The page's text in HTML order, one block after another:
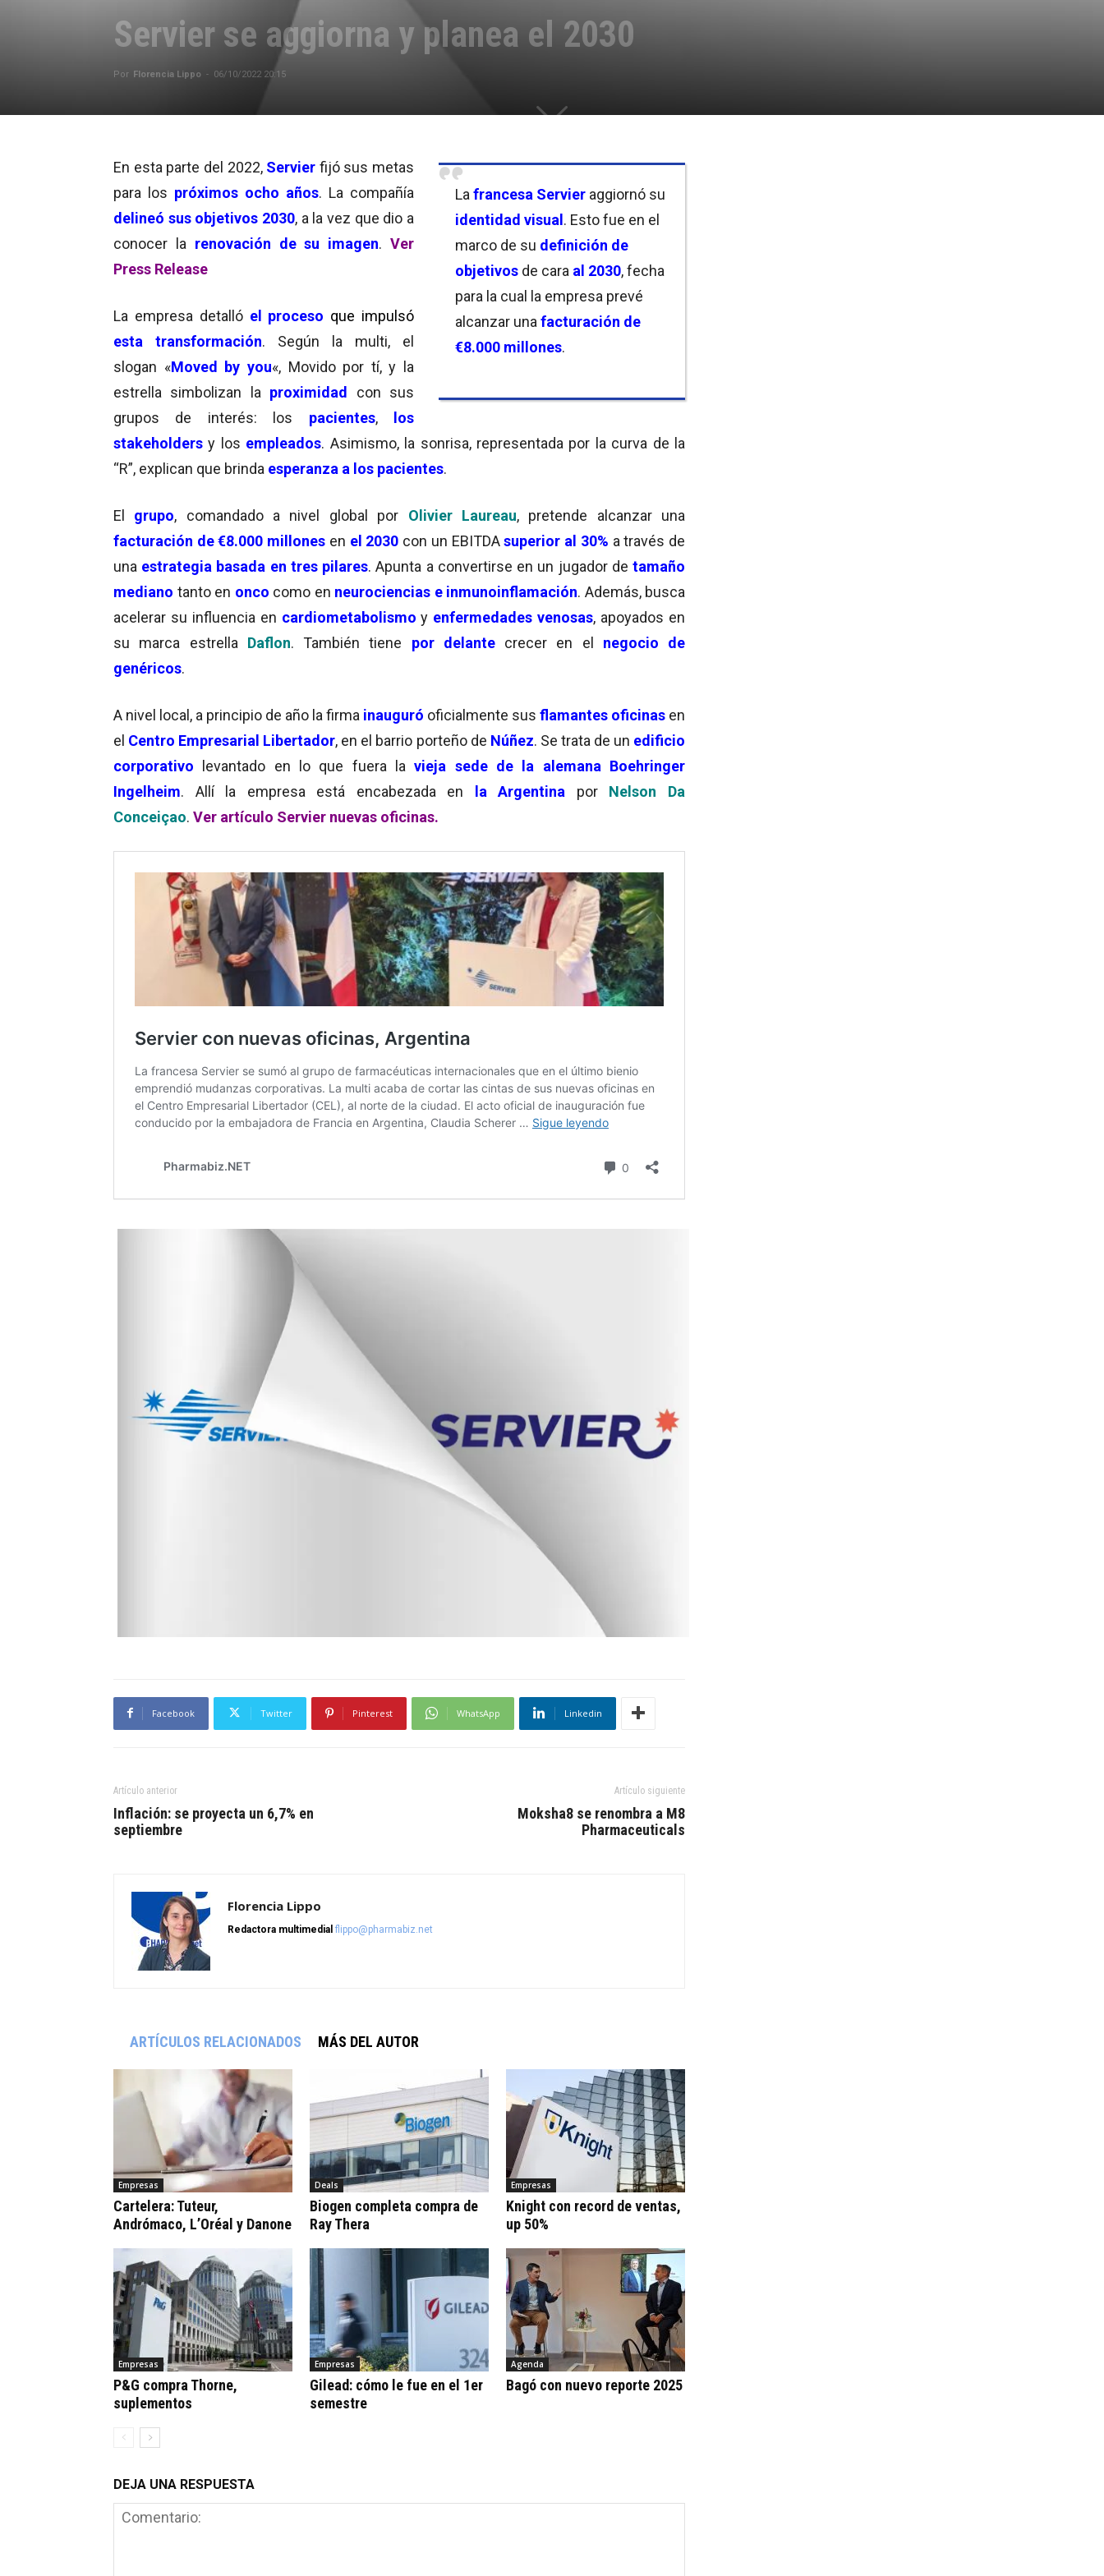
Servier se aggiorna y planea el 2030
Por Florencia Lippo - 06/10/2022 20:15
La francesa Servier aggiornó su
identidad visual. Esto fue en el
marco de su definición de
objetivos de cara al 2030, fecha
para la cual la empresa prevé
alcanzar una facturación de
€8.000 millones.
En esta parte del 2022, Servier fijó sus metas
para los próximos ocho años. La compañía
delineó sus objetivos 2030, a la vez que dio a
conocer la renovación de su imagen.Ver
Press Release
La empresa detalló el proceso que impulsó
esta transformación. Según la multi, el
slogan «Moved by you«, Movido por tí, y la
estrella simbolizan la proximidad
con sus
grupos de interés: los pacientes, los
stakeholdersy los empleados. Asimismo, la sonrisa, representada por la curva de la
“R”, explican que brinda esperanza a los pacientes.
El grupo, comandado a nivel global por Olivier Laureau, pretende alcanzar una
facturación de €8.000 millones en el 2030 con un EBITDAsuperior al 30% a través de
una estrategia basada en tres pilares. Apunta a convertirse en un jugador detamaño
mediano tanto en onco como en neurociencias e inmunoinflamación. Además, busca
acelerar su influencia en cardiometabolismo y enfermedades venosas, apoyados en
su marca estrella Daflon. También tiene por delantecrecer en el negocio de
genéricos.
A nivel local, a principio de año la firma inauguró oficialmente sus flamantes oficinas en
el Centro Empresarial Libertador, en el barrio porteño de Núñez. Se trata de un edificio
corporativo levantado en lo que fuera lavieja sede de la alemana Boehringer
Ingelheim. Allí la empresa está encabezada en la Argentina por Nelson Da
Conceiçao. Ver artículo Servier nuevas oficinas.
Facebook Twitter Pinterest WhatsApp Linkedin
Artículo anterior
Inflación: se proyecta un 6,7% en
septiembre
Artículo siguiente
Moksha8 se renombra a M8
Pharmaceuticals
Florencia Lippo
Redactora multimedial flippo@pharmabiz.net
ARTÍCULOS RELACIONADOS MÁS DEL AUTOR
Empresas
Cartelera: Tuteur,
Andrómaco, L’Oréal y Danone
Deals
Biogen completa compra de
Ray Thera
Empresas
Knight con record de ventas,
up 50%
Empresas
P&G compra Thorne,
suplementos
Empresas
Gilead: cómo le fue en el 1er
semestre
Agenda
Bagó con nuevo reporte 2025
DEJA UNA RESPUESTA